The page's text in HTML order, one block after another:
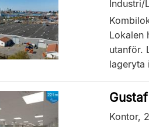
Industri/
Lokalen
utanför.
lageryta
Kontor,